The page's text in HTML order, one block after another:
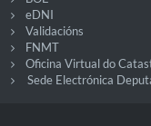
eDNI
Validacións
FNMT
Oficina Virtual do
Sede Electrónica